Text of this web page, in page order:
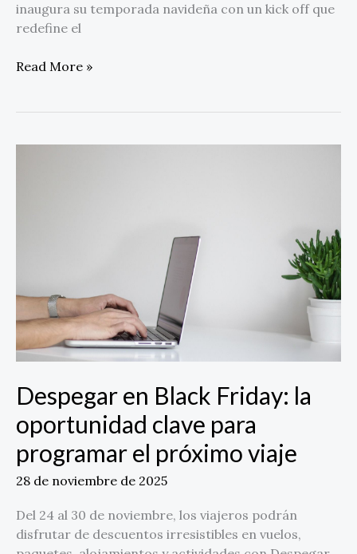
inaugura su temporada navideña con un kick off que
redefine el
Read More »
Despegar en Black Friday: la
oportunidad clave para
programar el próximo viaje
28 de noviembre de 2025
Del 24 al 30 de noviembre, los viajeros podrán
disfrutar de descuentos irresistibles en vuelos,
programar
el
próximo
viaje